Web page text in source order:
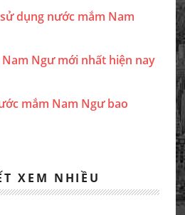
dụng nước mắm Nam
Ngư mới nhất hiện nay
mắm Nam Ngư bao
XEM NHIỀU